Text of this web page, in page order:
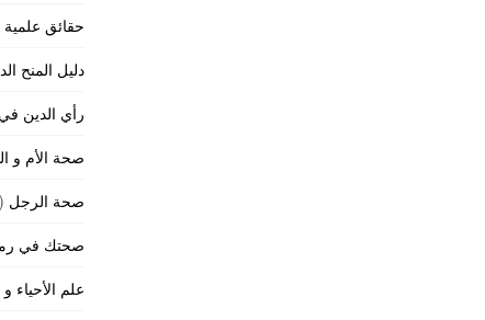
حقائق علمية
دليل المنح
رأي الدين
صحة الأم و
صحة الرجل (16)
صحتك في
علم الأحياء و